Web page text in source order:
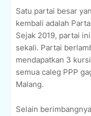
Satu partai besar
kembali adalah
Sejak 2019, partai
sekali. Partai
mendapatkan 3
semua caleg PPP
Malang.
Selain